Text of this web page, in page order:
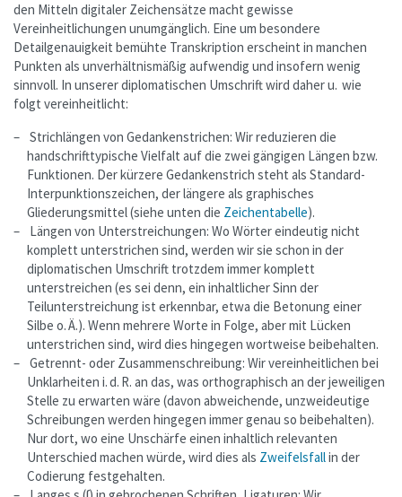
den Mitteln digitaler Zeichensätze macht gewisse
Vereinheitlichungen unumgänglich. Eine um besondere
Detailgenauigkeit bemühte Transkription erscheint in manchen
Punkten als unverhältnismäßig aufwendig und insofern wenig
sinnvoll. In unserer diplomatischen Umschrift wird daher u. wie
folgt vereinheitlicht:
Strichlängen von Gedankenstrichen: Wir reduzieren die
handschrifttypische Vielfalt auf die zwei gängigen Längen bzw.
Funktionen. Der kürzere Gedankenstrich steht als Standard-
Interpunktionszeichen, der längere als graphisches
Gliederungsmittel (siehe unten die Zeichentabelle).
Längen von Unterstreichungen: Wo Wörter eindeutig nicht
komplett unterstrichen sind, werden wir sie schon in der
diplomatischen Umschrift trotzdem immer komplett
unterstreichen (es sei denn, ein inhaltlicher Sinn der
Teilunterstreichung ist erkennbar, etwa die Betonung einer
Silbe o. Ä.). Wenn mehrere Worte in Folge, aber mit Lücken
unterstrichen sind, wird dies hingegen wortweise beibehalten.
Getrennt- oder Zusammenschreibung: Wir vereinheitlichen bei
Unklarheiten i. d. R. an das, was orthographisch an der jeweiligen
Stelle zu erwarten wäre (davon abweichende, unzweideutige
Schreibungen werden hingegen immer genau so beibehalten).
Nur dort, wo eine Unschärfe einen inhaltlich relevanten
Unterschied machen würde, wird dies als Zweifelsfallin der
Codierung festgehalten.